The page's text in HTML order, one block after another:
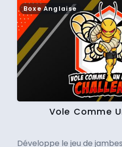
Boxe Anglaise
Vole Comme
Développe le jeu de